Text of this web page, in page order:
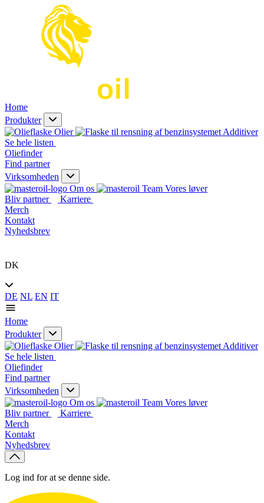
Home
Produkter
Olier
Additiver
Se hele listen
Oliefinder
Find partner
Virksomheden
Om os
Vores løver
Bliv partner
Karriere
Merch
Kontakt
Nyhedsbrev
DK
DE NL EN IT
Home
Produkter
Olier
Additiver
Se hele listen
Oliefinder
Find partner
Virksomheden
Om os
Vores løver
Bliv partner
Karriere
Merch
Kontakt
Nyhedsbrev
Log ind for at se denne side.